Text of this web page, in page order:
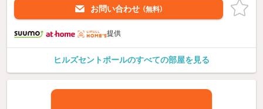
お問い合わせ （無料）
提供
ヒルズセントポールのすべての部屋を見る